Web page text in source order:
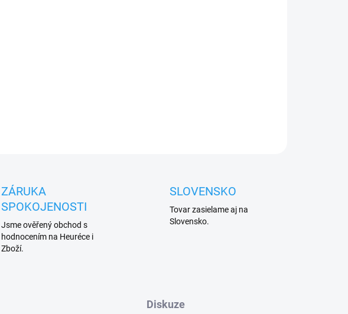
ZÁRUKA
SPOKOJENOSTI
Jsme ověřený obchod s
hodnocením na Heuréce i
Zboží.
SLOVENSKO
Tovar zasielame aj na
Slovensko.
Diskuze